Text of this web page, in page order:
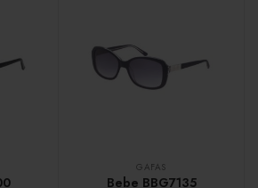
GAFAS
Bebe BBG7135